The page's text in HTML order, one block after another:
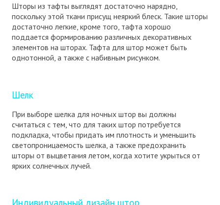
Шторы из тафты выглядят достаточно нарядно,
поскольку этой ткани присущ неяркий блеск. Такие шторы
достаточно легкие, кроме того, тафта хорошо
поддается формированию различных декоративных
элементов на шторах. Тафта для штор может быть
однотонной, а также с набивным рисунком.
Шелк
При выборе шелка для ночных штор вы должны
считаться с тем, что для таких штор потребуется
подкладка, чтобы придать им плотность и уменьшить
светопроницаемость шелка, а также предохранить
шторы от выцветания летом, когда хотите укрыться от
ярких солнечных лучей.
Индивидуальный дизайн штор